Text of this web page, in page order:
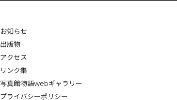
お知らせ
出版物
アクセス
リンク集
写真館物語webギャラリー
プライバシーポリシー